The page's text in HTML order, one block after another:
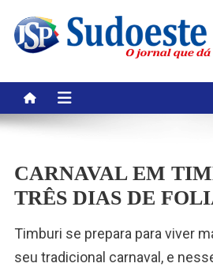
content
CARNAVAL EM
TRÊS DIAS DE
Timburi se prepara para viver
seu tradicional carnaval, e